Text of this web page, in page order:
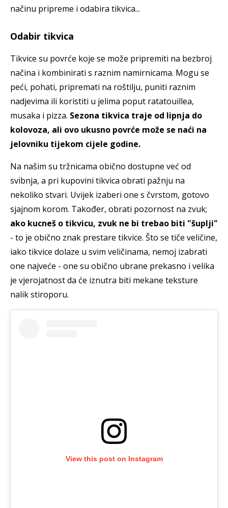
načinu pripreme i odabira tikvica...
Odabir tikvica
Tikvice su povrće koje se može pripremiti na bezbroj
načina i kombinirati s raznim namirnicama. Mogu se
peći, pohati, pripremati na roštilju, puniti raznim
nadjevima ili koristiti u jelima poput ratatouillea,
musaka i pizza. Sezona tikvica traje od lipnja do
kolovoza, ali ovo ukusno povrće može se naći na
jelovniku tijekom cijele godine.
Na našim su tržnicama obično dostupne već od
svibnja, a pri kupovini tikvica obrati pažnju na
nekoliko stvari. Uvijek izaberi one s čvrstom, gotovo
sjajnom korom. Također, obrati pozornost na zvuk;
ako kucneš o tikvicu, zvuk ne bi trebao biti "šuplji"
- to je obično znak prestare tikvice. Što se tiče veličine,
iako tikvice dolaze u svim veličinama, nemoj izabrati
one najveće - one su obično ubrane prekasno i velika
je vjerojatnost da će iznutra biti mekane teksture
nalik stiroporu.
View this post on Instagram